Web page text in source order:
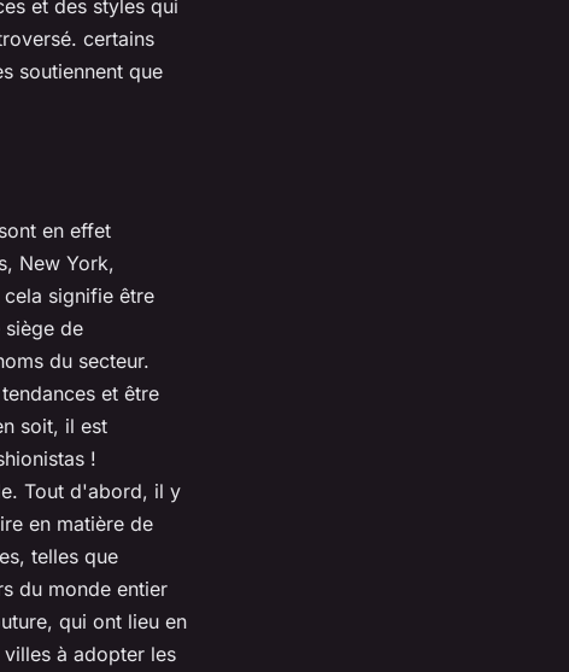
et des styles qui
certains
soutiennent que
en effet
New York,
signifie être
de
du secteur.
et être
soit, il est
!
Tout d'abord, il y
en matière de
telles que
du monde entier
qui ont lieu en
à adopter les